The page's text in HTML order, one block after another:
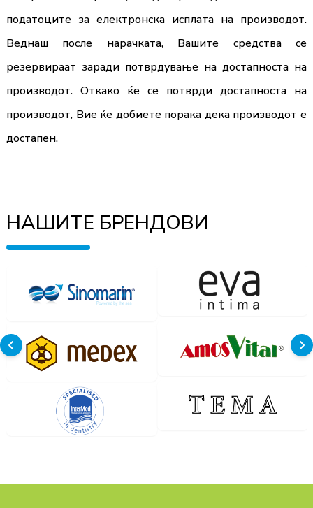
податоците за електронска исплата на производот.
Веднaш после нарачката, Вашите средства се
резервираат заради потврдување на достапноста на
производот. Откако ќе се потврди достапноста на
производот, Вие ќе добиете порака дека производот е
достапен.
НАШИТЕ БРЕНДОВИ